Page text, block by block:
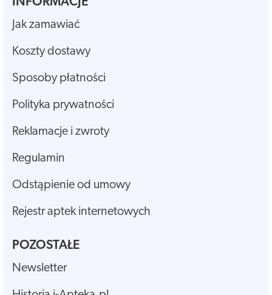
Jak zamawiać
Koszty dostawy
Sposoby płatności
Polityka prywatności
Reklamacje i zwroty
Regulamin
Odstąpienie od umowy
Rejestr aptek internetowych
POZOSTAŁE
Newsletter